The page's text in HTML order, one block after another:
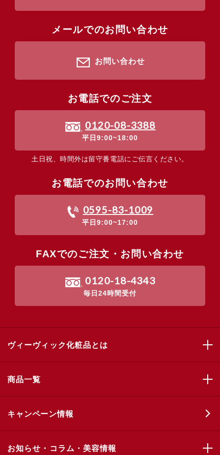
メールでのお問い合わせ
お問い合わせ
お電話でのご注文
0120-08-3388
平日9:00~18:00
土日祝、時間外は留守番電話にご伝言ください。
お電話でのお問い合わせ
0595-83-1009
平日9:00~17:00
FAXでのご注文・お問い合わせ
0120-18-4343
毎日24時間受付
ヴィーヴィック化粧品とは
商品一覧
キャンペーン情報
お知らせ・コラム・美容情報